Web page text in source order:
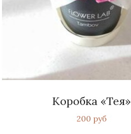
Коробка «Тея»
200 руб